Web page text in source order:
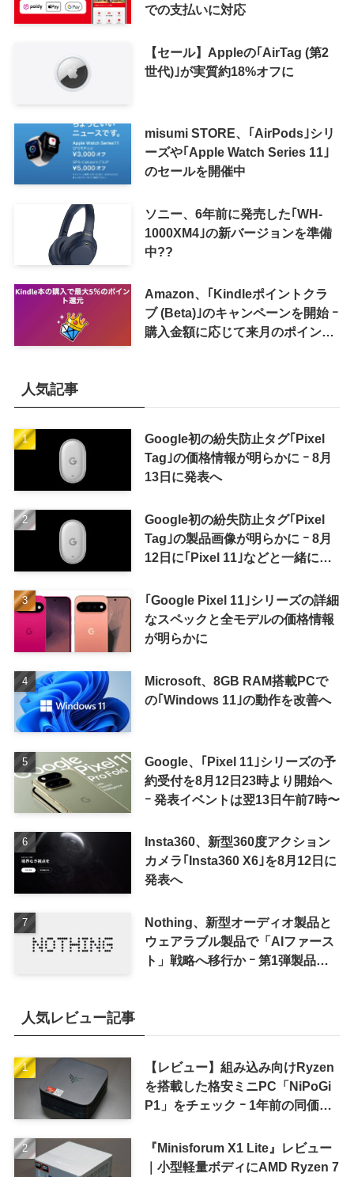
での支払いに対応
【セール】Appleの｢AirTag (第2
世代)｣が実質約18%オフに
misumi STORE、｢AirPods｣シリ
ーズや｢Apple Watch Series 11｣
のセールを開催中
ソニー、6年前に発売した｢WH-
1000XM4｣の新バージョンを準備
中??
Amazon、｢Kindleポイントクラ
ブ (Beta)｣のキャンペーンを開始 ｰ
購入金額に応じて来月のポイント
人気記事
Google初の紛失防止タグ｢Pixel
Tag｣の価格情報が明らかに ｰ 8月
13日に発表へ
Google初の紛失防止タグ｢Pixel
Tag｣の製品画像が明らかに ｰ 8月
12日に｢Pixel 11｣などと一緒に発
｢Google Pixel 11｣シリーズの詳細
なスペックと全モデルの価格情報
が明らかに
Microsoft、8GB RAM搭載PCで
の｢Windows 11｣の動作を改善へ
Google、｢Pixel 11｣シリーズの予
約受付を8月12日23時より開始へ
ｰ 発表イベントは翌13日午前7時〜
Insta360、新型360度アクション
カメラ｢Insta360 X6｣を8月12日に
発表へ
Nothing、新型オーディオ製品と
ウェアラブル製品で「AIファース
ト」戦略へ移行か ｰ 第1弾製品は
人気レビュー記事
【レビュー】組み込み向けRyzen
を搭載した格安ミニPC「NiPoGi
P1」をチェック ｰ 1年前の同価格
『Minisforum X1 Lite』レビュー
｜小型軽量ボディにAMD Ryzen 7